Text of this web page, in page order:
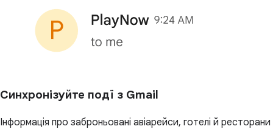
Синхронізуйте подї з Gmail
Інформація про заброньовані авіарейси, готелі й ресторани